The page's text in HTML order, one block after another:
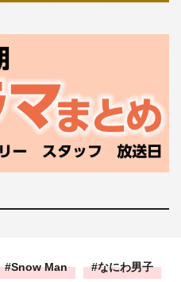
をしない』
分
Paraviコーナーで配信
）
Snow Man なにわ男子